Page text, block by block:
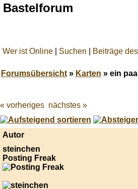
Bastelforum
Wer ist Online Suchen Beiträge
Forumsübersicht» Karten » ein
Best
online
live
casino
« vorheriges nächstes »
Autor
steinchen
Posting Freak